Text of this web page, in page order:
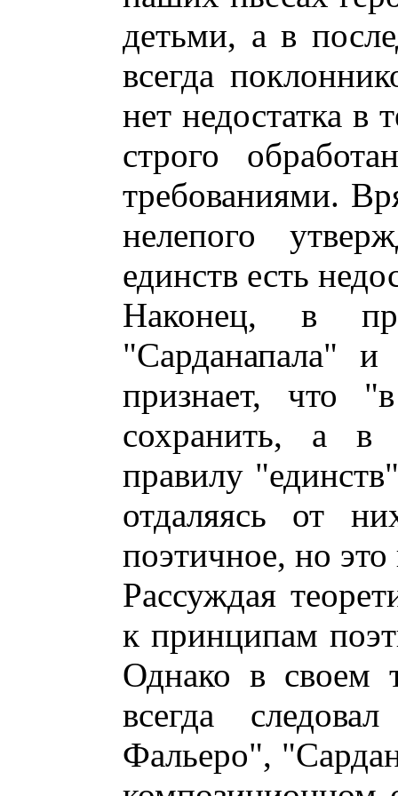
детьми, а в
всегда
нет недостатка в
строго
требованиями.
нелепого
единств есть
Наконец, в
"Сарданапала"
признает, что
сохранить, а в
правилу
отдаляясь от
поэтичное, но
Рассуждая
к принципам
Однако в своем
всегда
Фальеро",